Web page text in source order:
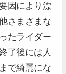
因により漂
さまざまな
たライダー
了後には人
で綺麗にな